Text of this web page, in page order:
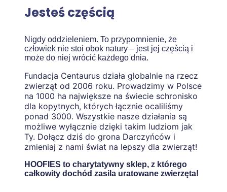
Jesteś częścią
Nigdy oddzieleniem. To przypomnienie, że
człowiek nie stoi obok natury – jest jej częścią i
może do niej wrócić każdego dnia.
Fundacja Centaurus działa globalnie na rzecz
zwierząt od 2006 roku. Prowadzimy w Polsce
na 1000 ha największe na świecie schronisko
dla kopytnych, których łącznie ocaliliśmy
ponad 3000. Wszystkie nasze działania są
możliwe wyłącznie dzięki takim ludziom jak
Ty. Dołącz dziś do grona Darczyńców i
zmieniaj z nami świat na lepszy dla zwierząt!
HOOFIES to charytatywny sklep, z którego
całkowity dochód zasila uratowane zwierzęta!